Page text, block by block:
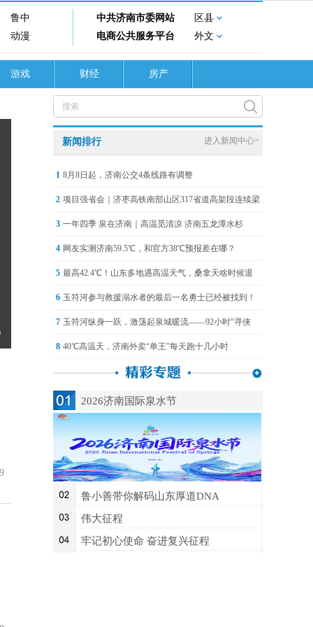
鲁中 中共济南市委网站
区县
动漫
电商公共服务平台 外文
游戏 财经 房产
新闻排行 进入新闻中心>
1 8月8日起，济南公交4条线路有调整
2 项目强省会｜济枣高铁南部山区317省道高架段连续梁
3 一年四季 泉在济南｜高温觅清凉 济南五龙潭水杉
4 网友实测济南59.5℃，和官方38℃预报差在哪？
5 最高42.4℃！山东多地遇高温天气，桑拿天啥时候退
6 玉符河参与救援溺水者的最后一名勇士已经被找到！
7 玉符河纵身一跃，激荡起泉城暖流——92小时“寻侠
8 40℃高温天，济南外卖“单王”每天跑十几小时
2026济南国际泉水节
鲁小善带你解码山东厚道DNA
伟大征程
牢记初心使命 奋进复兴征程